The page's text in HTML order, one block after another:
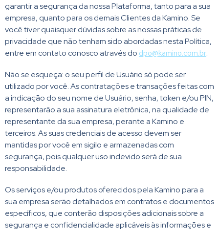
garantir a segurança da nossa Plataforma, tanto para a sua
empresa, quanto para os demais Clientes da Kamino. Se
você tiver quaisquer dúvidas sobre as nossas práticas de
privacidade que não tenham sido abordadas nesta Política,
entre em contato conosco através do dpo@kamino.com.br.
Não se esqueça: o seu perfil de Usuário só pode ser
utilizado por você. As contratações e transações feitas com
a indicação do seu nome de Usuário, senha, token e/ou PIN,
representarão a sua assinatura eletrônica, na qualidade de
representante da sua empresa, perante a Kamino e
terceiros. As suas credenciais de acesso devem ser
mantidas por você em sigilo e armazenadas com
segurança, pois qualquer uso indevido será de sua
responsabilidade.
Os serviços e/ou produtos oferecidos pela Kamino para a
sua empresa serão detalhados em contratos e documentos
específicos, que conterão disposições adicionais sobre a
segurança e confidencialidade aplicáveis às informações e